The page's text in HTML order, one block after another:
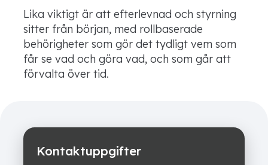
Lika viktigt är att efterlevnad och styrning
sitter från början, med rollbaserade
behörigheter som gör det tydligt vem som
får se vad och göra vad, och som går att
förvalta över tid.
Kontaktuppgifter